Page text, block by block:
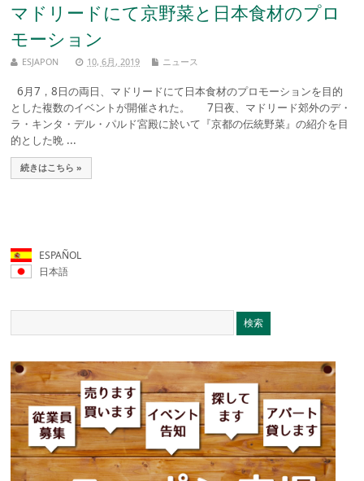
マドリードにて京野菜と日本食材のプロ
モーション
ESJAPON 10, 6月, 2019 ニュース
6月7，8日の両日、マドリードにて日本食材のプロモーションを目的
とした複数のイベントが開催された。 7日夜、マドリード郊外のデ・
ラ・キンタ・デル・パルド宮殿に於いて『京都の伝統野菜』の紹介を目
的とした晩 ...
続きはこちら »
ESPAÑOL
日本語